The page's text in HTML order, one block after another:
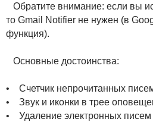
Обратите внимание: если вы
то Gmail Notifier не нужен (в
функция).
Основные достоинства:
• Счетчик непрочитанных
• Звук и иконки в трее
• Удаление электронных писем